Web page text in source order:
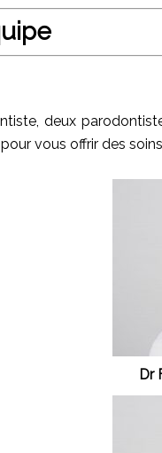
deux
vous offrir des
Dr